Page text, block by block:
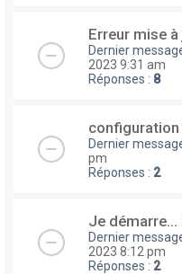
Erreur mise
Dernier
2023 9:31 am
Réponses : 8
configuration
Dernier
pm
Réponses : 2
Je démarre...
Dernier
2023 8:12 pm
Réponses : 2